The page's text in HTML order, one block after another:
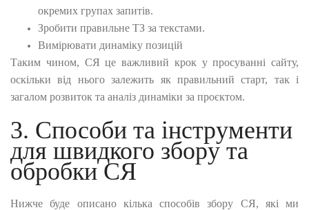
окремих групах запитів.
Зробити правильне ТЗ за текстами.
Вимірювати динаміку позицій
Таким чином, СЯ це важливий крок у просуванні сайту,
оскільки від нього залежить як правильний старт, так і
загалом розвиток та аналіз динаміки за проєктом.
3. Способи та інструменти
для швидкого збору та
обробки СЯ
Нижче буде описано кілька способів збору СЯ, які ми